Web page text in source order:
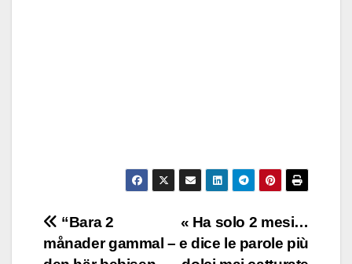
Post
« Ha solo 2 mesi…
e dice le parole più
“Bara 2
månader gammal –